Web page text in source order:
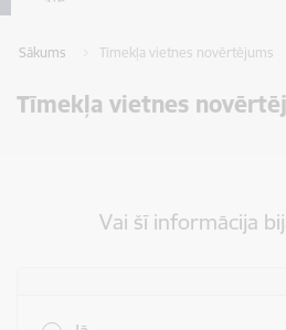
Sākums Tīmekļa vietnes novērtējums
Tīmekļa vietnes
Vai šī informācija